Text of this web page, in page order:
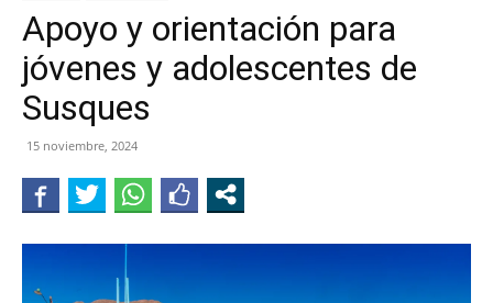
INTERIOR
Apoyo y orientación para
jóvenes y adolescentes de
Susques
15 noviembre, 2024